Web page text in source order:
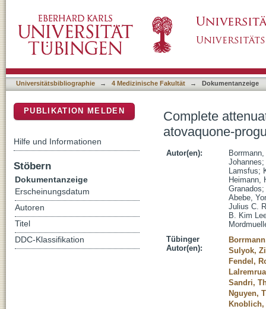
Universitätsbibliographie → 4 Medizinische Fakultät → Dokumentanzeige
Complete
atovaquone-
Autor(en):
Johannes;
Lamsfus;
Heimann,
Granados;
Abebe,
Julius C.
B. Kim
Tübinger
Autor(en):
Sulyok,
Fendel,
Sandri,
Nguyen,
Knoblich,
PUBLIKATION MELDEN
Hilfe und Informationen
Stöbern
Dokumentanzeige
Erscheinungsdatum
Autoren
Titel
DDC-Klassifikation